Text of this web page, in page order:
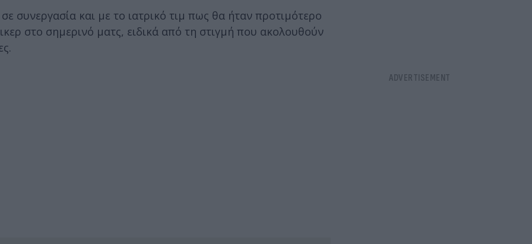
συνεργασία και με το ιατρικό τιμ πως θα ήταν προτιμότερο
στο σημερινό ματς, ειδικά από τη στιγμή που ακολουθούν